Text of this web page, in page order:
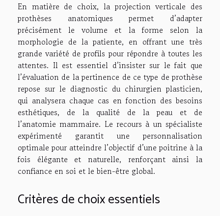
En matière de choix, la projection verticale des
prothèses anatomiques permet d’adapter
précisément le volume et la forme selon la
morphologie de la patiente, en offrant une très
grande variété de profils pour répondre à toutes les
attentes. Il est essentiel d’insister sur le fait que
l’évaluation de la pertinence de ce type de prothèse
repose sur le diagnostic du chirurgien plasticien,
qui analysera chaque cas en fonction des besoins
esthétiques, de la qualité de la peau et de
l’anatomie mammaire. Le recours à un spécialiste
expérimenté garantit une personnalisation
optimale pour atteindre l’objectif d’une poitrine à la
fois élégante et naturelle, renforçant ainsi la
confiance en soi et le bien-être global.
Critères de choix essentiels